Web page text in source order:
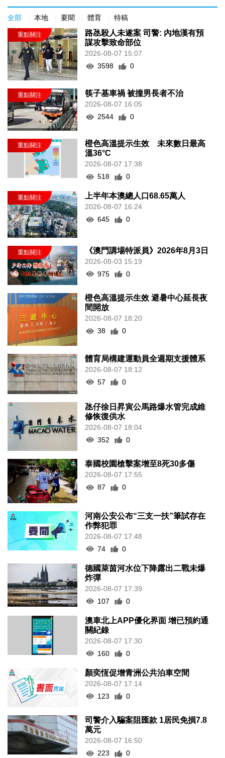
全部 本地 要聞 體育 特稿
路氹殺人未遂案 司警: 內地漢有預
謀攻擊致命部位
2026-08-07 15:07
3598
0
筷子基車禍 被撞男長者不治
2026-08-07 16:05
2544
0
橙色高溫提示生效 未來數日最高
溫36°C
2026-08-07 17:38
518
0
上半年本澳總人口68.65萬人
2026-08-07 16:24
645
0
《澳門講場特派員》2026年8月3日
2026-08-03 15:19
975
0
橙色高溫提示生效 避暑中心延長夜
間開放
2026-08-07 18:20
38
0
體育局構建運動員全週期支援體系
2026-08-07 18:12
57
0
氹仔徐日昇寅公馬路爆水管完成維
修恢復供水
2026-08-07 18:04
352
0
泰國校園槍擊案增至8死30多傷
2026-08-07 17:55
87
0
河南公安公布“三支一扶”筆試存在
作弊犯罪
2026-08-07 17:48
74
0
德國萊茵河水位下降露出二戰未爆
炸彈
2026-08-07 17:39
107
0
澳車北上APP優化界面 增已預約通
關紀錄
2026-08-07 17:30
160
0
顏奕恆促增青洲公共泊車空間
2026-08-07 17:14
123
0
司警介入騙案阻匯款 1居民免損7.8
萬元
2026-08-07 16:50
223
0